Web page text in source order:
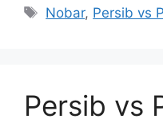
Tag
Nobar, Persib vs
Persib vs